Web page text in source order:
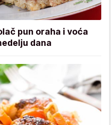
pun oraha i voća
dana